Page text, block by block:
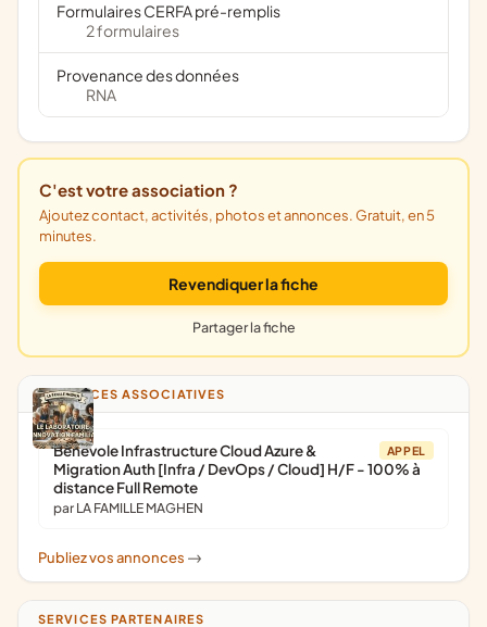
Formulaires CERFA pré-remplis
2 formulaires
Provenance des données
RNA
C'est votre association ?
Ajoutez contact, activités, photos et annonces. Gratuit, en 5
minutes.
Revendiquer la fiche
Partager la fiche
ANNONCES ASSOCIATIVES
APPEL
Bénévole Infrastructure Cloud Azure &
Migration Auth [Infra / DevOps / Cloud] H/F - 100% à
distance Full Remote
par LA FAMILLE MAGHEN
Publiez vos annonces ->
SERVICES PARTENAIRES